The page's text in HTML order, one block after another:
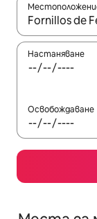
Когато
Настаняване
Освобождаване